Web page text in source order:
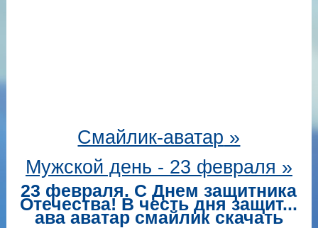
Смайлик-аватар »
Мужской день - 23 февраля »
23 февраля. С Днем защитника
Отечества! В честь дня защит...
ава аватар смайлик скачать